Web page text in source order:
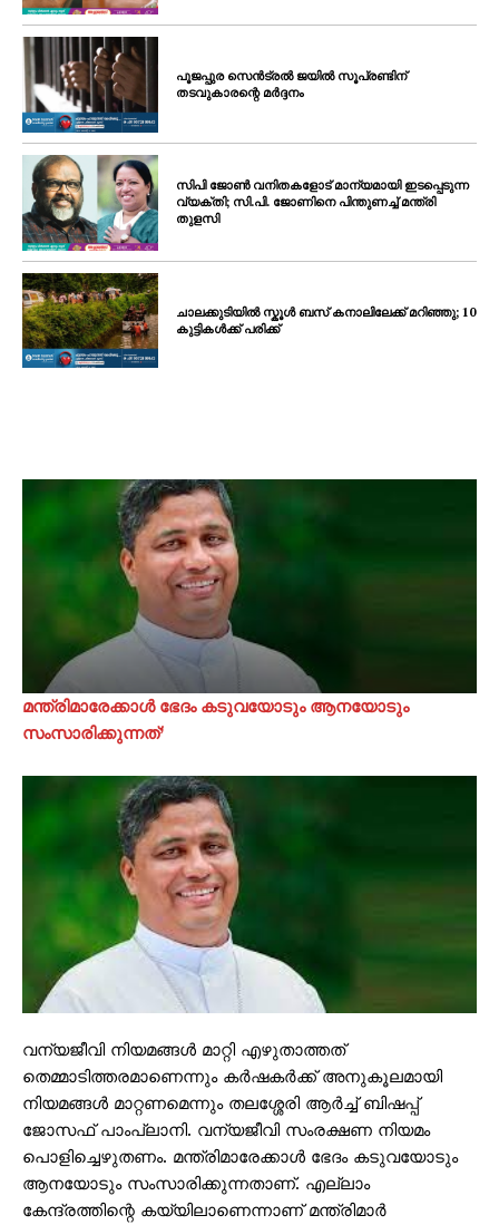
പൂജപ്പുര സെൻട്രൽ ജയിൽ സൂപ്രണ്ടിന്
തടവുകാരന്റെ മർദ്ദനം
സിപി ജോൺ വനിതകളോട് മാന്യമായി ഇടപ്പെടുന്ന
വ്യക്തി; സി.പി. ജോണിനെ പിന്തുണച്ച് മന്ത്രി
തുളസി
ചാലക്കുടിയിൽ സ്കൂൾ ബസ് കനാലിലേക്ക് മറിഞ്ഞു; 10
കുട്ടികൾക്ക് പരിക്ക്
മന്ത്രിമാരേക്കാൾ ഭേദം കടുവയോടും ആനയോടും
സംസാരിക്കുന്നത്’
വന്യജീവി നിയമങ്ങൾ മാറ്റി എഴുതാത്തത്
തെമ്മാടിത്തരമാണെന്നും കർഷകർക്ക് അനുകൂലമായി
നിയമങ്ങൾ മാറ്റണമെന്നും തലശ്ശേരി ആർച്ച് ബിഷപ്പ്
ജോസഫ് പാംപ്ലാനി. വന്യജീവി സംരക്ഷണ നിയമം
പൊളിച്ചെഴുതണം. മന്ത്രിമാരേക്കാൾ ഭേദം കടുവയോടും
ആനയോടും സംസാരിക്കുന്നതാണ്. എല്ലാം
കേന്ദ്രത്തിന്റെ കയ്യിലാണെന്നാണ് മന്ത്രിമാർ